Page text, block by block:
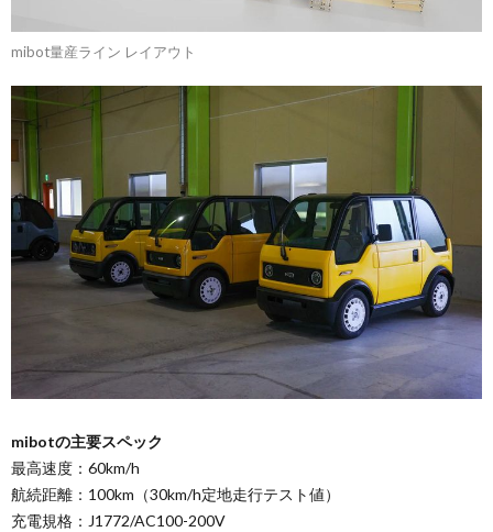
mibot量産ライン レイアウト
mibotの主要スペック
最高速度：60km/h
航続距離：100km（30km/h定地走行テスト値）
充電規格：J1772/AC100-200V